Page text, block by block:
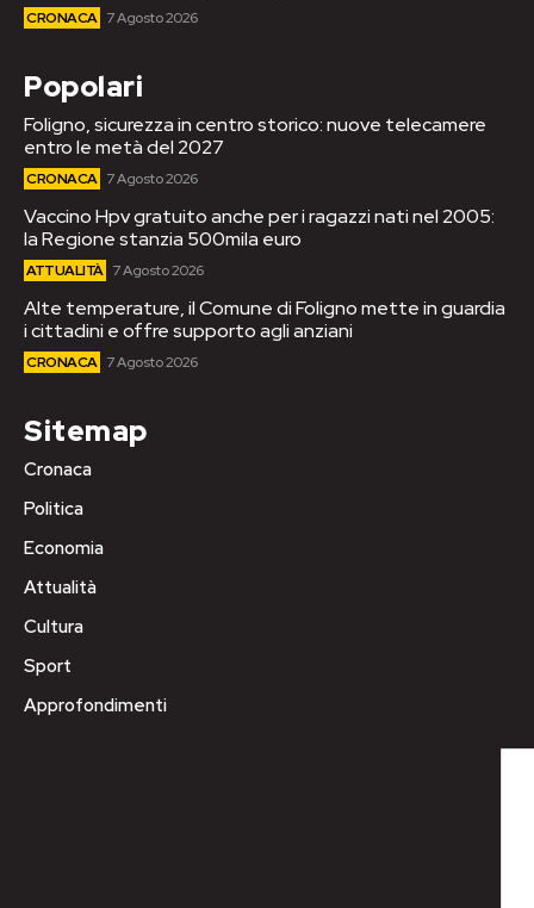
CRONACA 7 Agosto 2026
Popolari
Foligno, sicurezza in centro storico: nuove telecamere
entro le metà del 2027
CRONACA 7 Agosto 2026
Vaccino Hpv gratuito anche per i ragazzi nati nel 2005:
la Regione stanzia 500mila euro
ATTUALITÀ 7 Agosto 2026
Alte temperature, il Comune di Foligno mette in guardia
i cittadini e offre supporto agli anziani
CRONACA 7 Agosto 2026
Sitemap
Cronaca
Politica
Economia
Attualità
Cultura
Sport
Approfondimenti